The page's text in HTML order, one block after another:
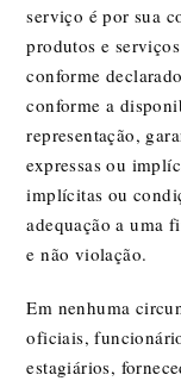
serviço é por sua
produtos e
conforme
conforme a
representação,
expressas ou
implícitas ou
adequação a uma
e não violação.
Em nenhuma
oficiais,
estagiários,